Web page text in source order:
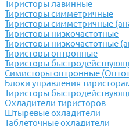
Тиристоры лавинные
Тиристоры симметричные
Тиристоры симметричные
Тиристоры низкочастотные
Тиристоры низкочастотные
Тиристоры оптронные
Тиристоры
Симисторы оптронные
Блоки управления
Тиристоры
Охладители тиристоров
Штыревые охладители
Таблеточные охладители